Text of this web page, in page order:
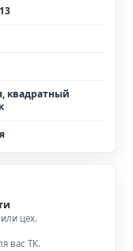
квадратный
цех.
вас ТК.